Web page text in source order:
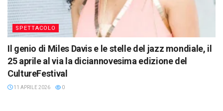
SPETTACOLO
Il genio di Miles Davis e le stelle del jazz mondiale, il
25 aprile al via la diciannovesima edizione del
CultureFestival
11 APRILE 2026 0